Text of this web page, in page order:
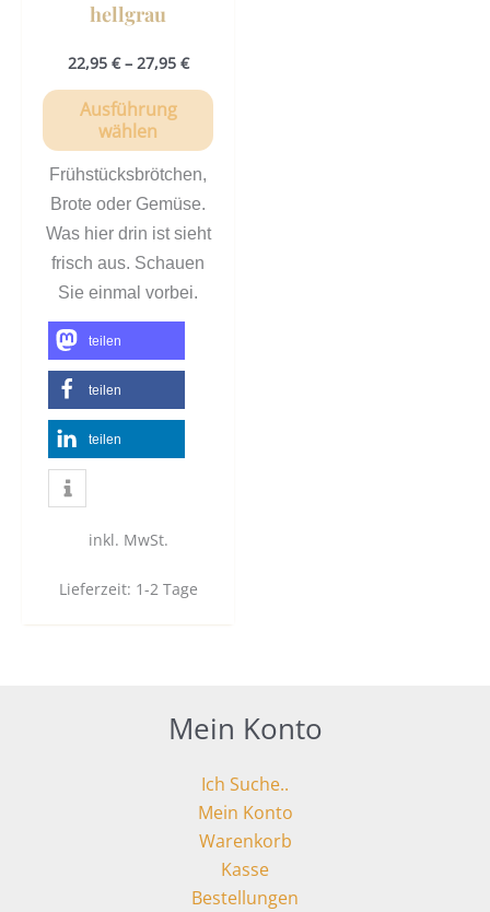
hellgrau
22,95 €– 27,95 €
Ausführung
wählen
Frühstücksbrötchen,
Brote oder Gemüse.
Was hier drin ist sieht
frisch aus. Schauen
Sie einmal vorbei.
teilen
teilen
teilen
inkl. MwSt.
Lieferzeit: 1-2 Tage
Mein Konto
Ich Suche..
Mein Konto
Warenkorb
Kasse
Bestellungen